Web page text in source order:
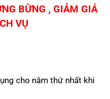
BỪNG , GIẢM GIÁ
VỤ
cho năm thứ nhất khi